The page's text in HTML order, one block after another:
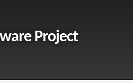
Project